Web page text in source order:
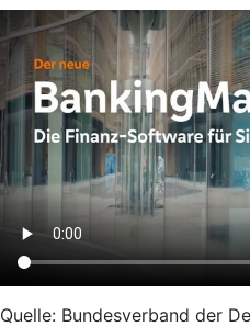
Quelle: Bundesverband der